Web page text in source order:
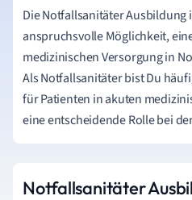
Die Notfallsanitäter Ausbildung
anspruchsvolle Möglichkeit,
medizinischen Versorgung in
Als Notfallsanitäter bist Du
für Patienten in akuten
eine entscheidende Rolle bei
Notfallsanitäter